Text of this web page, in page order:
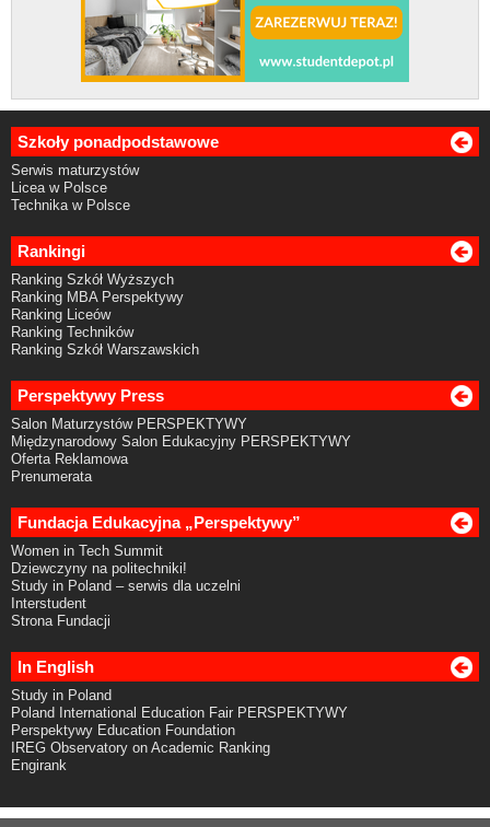
Szkoły ponadpodstawowe
Serwis maturzystów
Licea w Polsce
Technika w Polsce
Rankingi
Ranking Szkół Wyższych
Ranking MBA Perspektywy
Ranking Liceów
Ranking Techników
Ranking Szkół Warszawskich
Perspektywy Press
Salon Maturzystów PERSPEKTYWY
Międzynarodowy Salon Edukacyjny PERSPEKTYWY
Oferta Reklamowa
Prenumerata
Fundacja Edukacyjna „Perspektywy”
Women in Tech Summit
Dziewczyny na politechniki!
Study in Poland – serwis dla uczelni
Interstudent
Strona Fundacji
In English
Study in Poland
Poland International Education Fair PERSPEKTYWY
Perspektywy Education Foundation
IREG Observatory on Academic Ranking
Engirank